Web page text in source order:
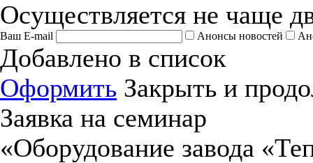
Осуществляется не чаще
Ваш E-mail Анонсы новостей
Добавлено в список
Оформить Закрыть и
Заявка на семинар
«Оборудование завода